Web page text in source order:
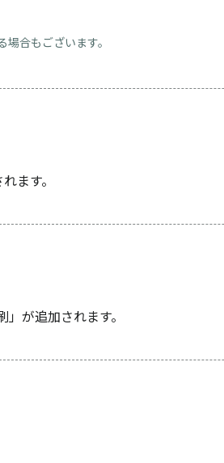
合もございます。
ます。
が追加されます。